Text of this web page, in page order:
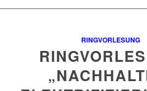
RINGVORLESUNG